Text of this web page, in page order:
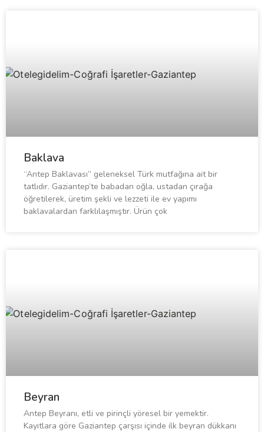
Baklava
“Antep Baklavası” geleneksel Türk mutfağına ait bir
tatlıdır. Gaziantep’te babadan oğla, ustadan çırağa
öğretilerek, üretim şekli ve lezzeti ile ev yapımı
baklavalardan farklılaşmıştır. Ürün çok
Beyran
Antep Beyranı, etli ve pirinçli yöresel bir yemektir.
Kayıtlara göre Gaziantep çarşısı içinde ilk beyran dükkanı